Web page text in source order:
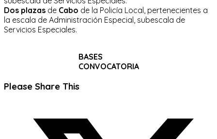
Dos plazas de Cabo de la Policía Local, pertenecientes a
la escala de Administración Especial, subescala de
Servicios Especiales.
BASES
CONVOCATORIA
Please Share ThisCompartir